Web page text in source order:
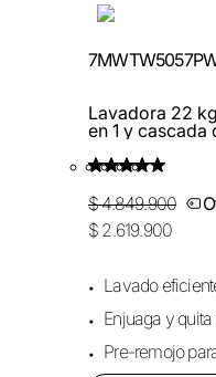
Lavadora 22
en 1 y cascada
$ 4.849.900
$ 2.619.900
Lavado eficiente
Enjuaga y quita
Pre-remojo